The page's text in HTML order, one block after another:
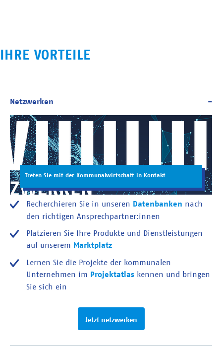
IHRE VORTEILE
Treten Sie mit der Kommunalwirtschaft in Kontakt
Recherchieren Sie in unseren Datenbanken nach
den richtigen Ansprechpartner:innen
Platzieren Sie Ihre Produkte und Dienstleistungen
auf unserem Marktplatz
Lernen Sie die Projekte der kommunalen
Unternehmen im Projektatlas kennen und bringen
Sie sich ein
Jetzt netzwerken